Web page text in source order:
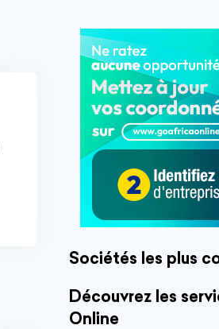
Sociétés les plus
Découvrez les
Online